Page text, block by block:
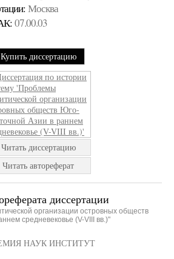
Москва
07.00.03
Купить диссертацию
Читать диссертацию
Читать автореферат
диссертации
организации островных обществ
средневековье (V-VIII вв.)"
НАУК ИНСТИТУТ